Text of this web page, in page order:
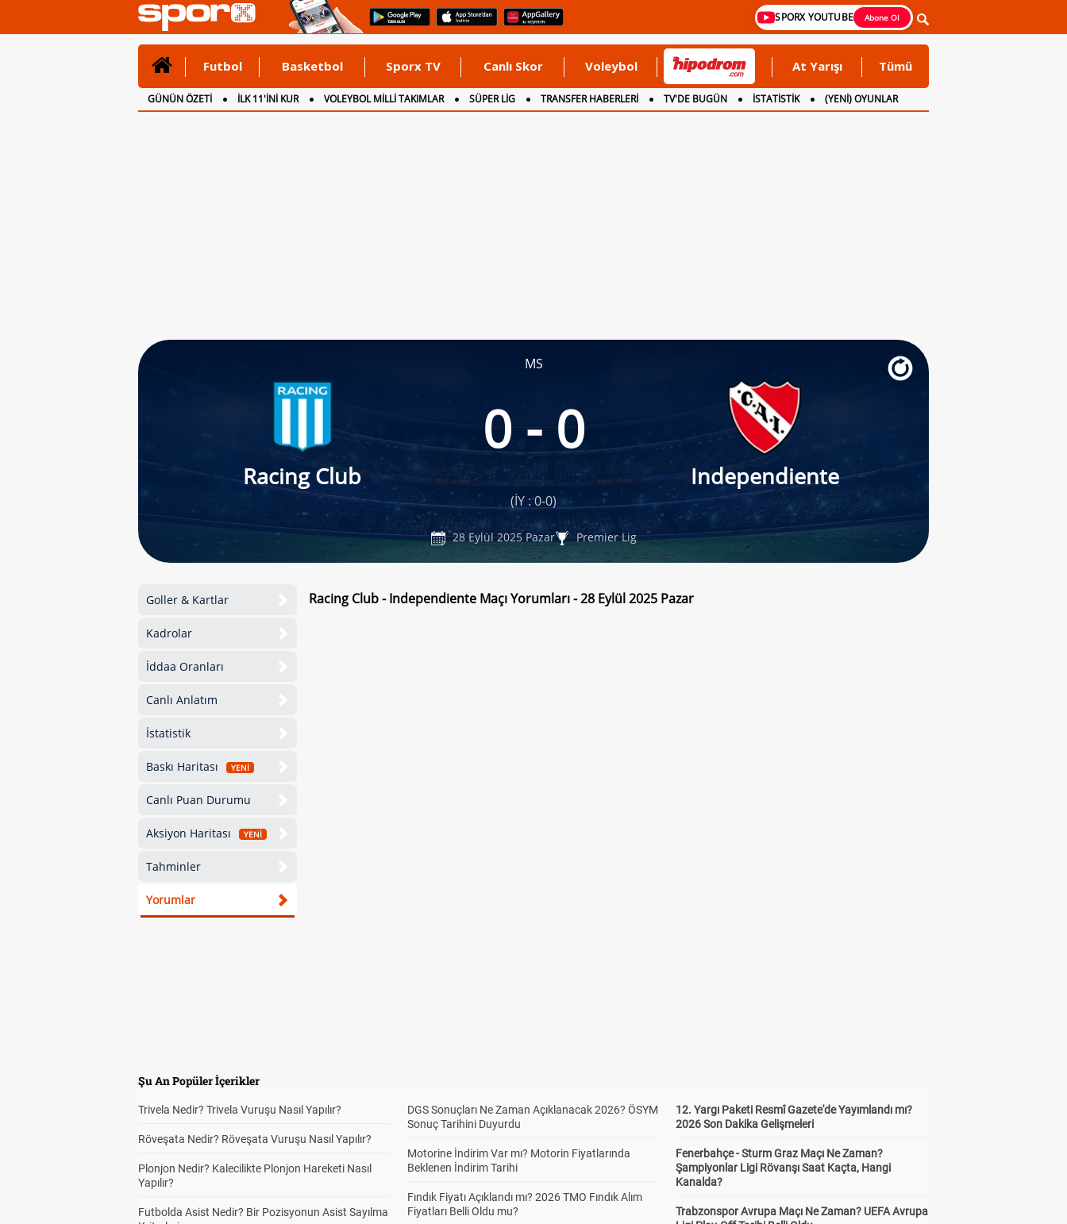
SPORX YOUTUBE Abone Ol
Futbol Basketbol Sporx TV Canlı Skor Voleybol At Yarışı Tümü
GÜNÜN ÖZETİ İLK 11'İNİ KUR VOLEYBOL MİLLİ TAKIMLAR SÜPER LİG TRANSFER HABERLERİ TV'DE BUGÜN İSTATİSTİK
(YENİ) OYUNLAR
CANLI ANLATIM
İNGİLTERE
MS
Racing Club
0 - 0
Independiente
(İY : 0-0)
28 Eylül 2025 Pazar Premier Lig
Goller & Kartlar
Kadrolar
İddaa Oranları
Canlı Anlatım
İstatistik
Baskı Haritası YENİ
Canlı Puan Durumu
Aksiyon Haritası YENİ
Tahminler
Yorumlar
Racing Club - Independiente Maçı Yorumları - 28 Eylül 2025 Pazar
Şu An Popüler İçerikler
Trivela Nedir? Trivela Vuruşu Nasıl Yapılır?
Röveşata Nedir? Röveşata Vuruşu Nasıl Yapılır?
Plonjon Nedir? Kalecilikte Plonjon Hareketi Nasıl
Yapılır?
Futbolda Asist Nedir? Bir Pozisyonun Asist Sayılma
DGS Sonuçları Ne Zaman Açıklanacak 2026? ÖSYM
Sonuç Tarihini Duyurdu
Motorine İndirim Var mı? Motorin Fiyatlarında
Beklenen İndirim Tarihi
Fındık Fiyatı Açıklandı mı? 2026 TMO Fındık Alım
Fiyatları Belli Oldu mu?
12. Yargı Paketi Resmî Gazete'de Yayımlandı mı?
2026 Son Dakika Gelişmeleri
Fenerbahçe - Sturm Graz Maçı Ne Zaman?
Şampiyonlar Ligi Rövanşı Saat Kaçta, Hangi
Kanalda?
Trabzonspor Avrupa Maçı Ne Zaman? UEFA Avrupa